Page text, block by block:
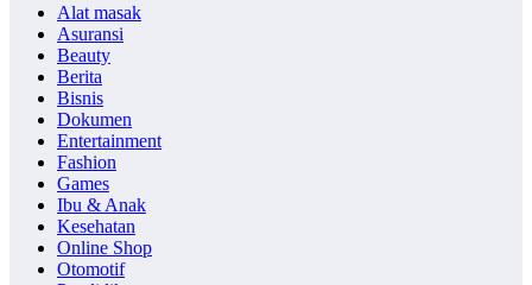
Alat masak
Asuransi
Beauty
Berita
Bisnis
Dokumen
Entertainment
Fashion
Games
Ibu & Anak
Kesehatan
Online Shop
Otomotif